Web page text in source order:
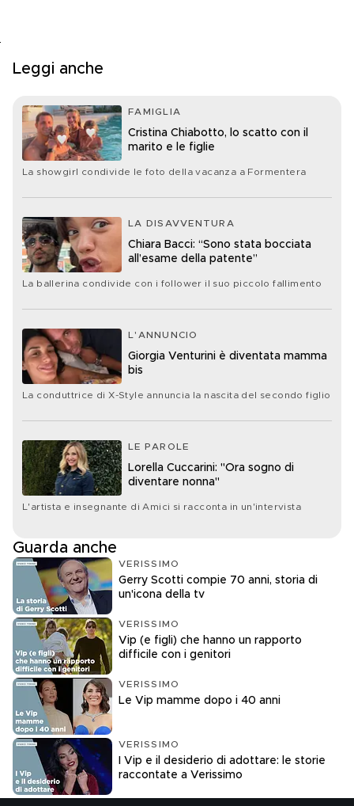
Leggi anche
FAMIGLIA
Cristina Chiabotto, lo scatto con il
marito e le figlie
La showgirl condivide le foto della vacanza a Formentera
LA DISAVVENTURA
Chiara Bacci: “Sono stata bocciata
all’esame della patente”
La ballerina condivide con i follower il suo piccolo fallimento
L'ANNUNCIO
Giorgia Venturini è diventata mamma
bis
La conduttrice di X-Style annuncia la nascita del secondo figlio
LE PAROLE
Lorella Cuccarini: "Ora sogno di
diventare nonna"
L'artista e insegnante di Amici si racconta in un'intervista
Guarda anche
VERISSIMO
Gerry Scotti compie 70 anni, storia di
un'icona della tv
VERISSIMO
Vip (e figli) che hanno un rapporto
difficile con i genitori
VERISSIMO
Le Vip mamme dopo i 40 anni
VERISSIMO
I Vip e il desiderio di adottare: le storie
raccontate a Verissimo